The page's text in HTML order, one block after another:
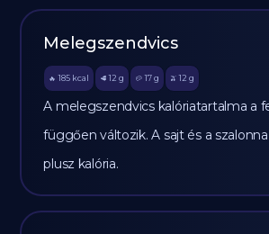
Melegszendvics
🔥 185 kcal 🥩 12 g 🥔 17g 🫒 12 g
A melegszendvics kalóriatartalma a
függően változik. A sajt és a
plusz kalória.